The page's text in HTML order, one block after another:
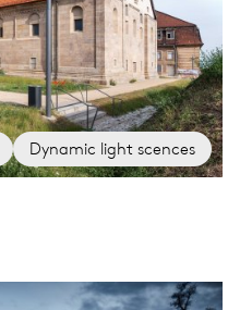
Dynamic light scences